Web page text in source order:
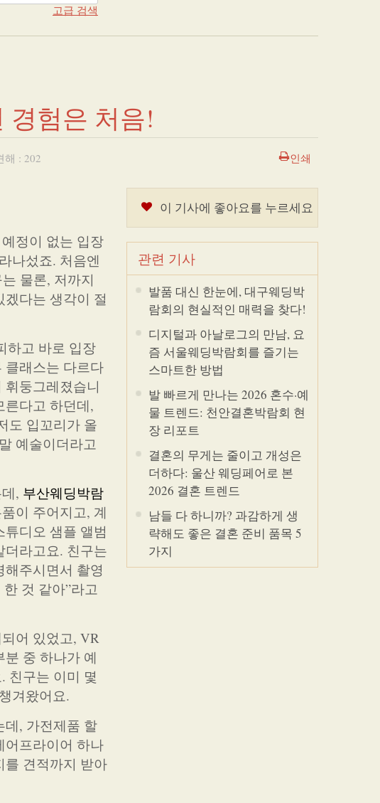
고급 검색
경험은 처음!
해 : 202 인쇄
정이 없는 입장
나섰죠. 처음엔
물론, 저까지
다는 생각이 절
하고 바로 입장
클래스는 다르다
둥그레졌습니
른다고 하던데,
도 입꼬리가 올
예술이더라고
, 부산웨딩박람
이 주어지고, 계
디오 샘플 앨범
라고요. 친구는
주시면서 촬영
것 같아”라고
어 있었고, VR
중 하나가 예
친구는 이미 몇
겨왔어요.
데, 가전제품 할
어프라이어 하나
를 견적까지 받아
이 기사에 좋아요를 누르세요
관련 기사
발품 대신 한눈에, 대구웨딩박
람회의 현실적인 매력을 찾다!
디지털과 아날로그의 만남, 요
즘 서울웨딩박람회를 즐기는
스마트한 방법
발 빠르게 만나는 2026 혼수·예
물 트렌드: 천안결혼박람회 현
장 리포트
결혼의 무게는 줄이고 개성은
더하다: 울산 웨딩페어로 본
2026 결혼 트렌드
남들 다 하니까? 과감하게 생
략해도 좋은 결혼 준비 품목 5
가지